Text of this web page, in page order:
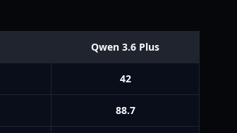
Qwen 3.6 Plus
42
88.7